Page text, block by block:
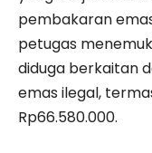
pembakaran
petugas
diduga berkaitan
emas ilegal,
Rp66.580.000.